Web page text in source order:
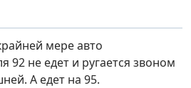
мере авто
92 не едет и ругается звоном
А едет на 95.